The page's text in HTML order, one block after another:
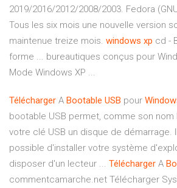
2019/2016/2012/2008/2003. Fedora
Tous les six mois une nouvelle version
maintenue treize mois. windows xp cd -
forme ... bureautiques conçus pour
Mode Windows XP ...
Télécharger A Bootable USB pour
bootable USB permet, comme son nom
votre clé USB un disque de démarrage.
possible d'installer votre système
disposer d'un lecteur ... Télécharger A
commentcamarche.net Télécharger